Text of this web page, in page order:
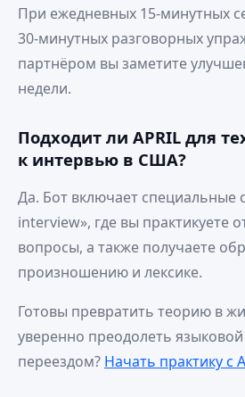
При ежедневных 15‑минутных
30‑минутных разговорных
партнёром вы заметите
недели.
Подходит ли APRIL для
к интервью в США?
Да. Бот включает специальные
interview», где вы практикуете
вопросы, а также получаете
произношению и лексике.
Готовы превратить теорию в
уверенно преодолеть
переездом? Начать практику с